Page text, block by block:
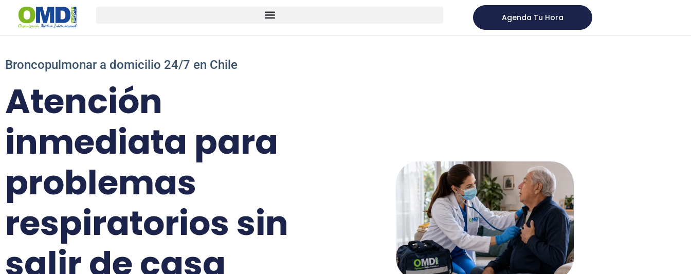
Agenda Tu Hora
Broncopulmonar a domicilio 24/7 en Chile
Atención
inmediata para
problemas
respiratorios sin
salir de casa